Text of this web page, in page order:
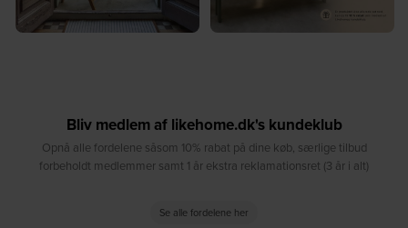
Bliv medlem af likehome.dk's kundeklub
Opnå alle fordelene såsom 10% rabat på dine køb, særlige tilbud
forbeholdt medlemmer samt 1 år ekstra reklamationsret (3 år i alt)
Se alle fordelene her